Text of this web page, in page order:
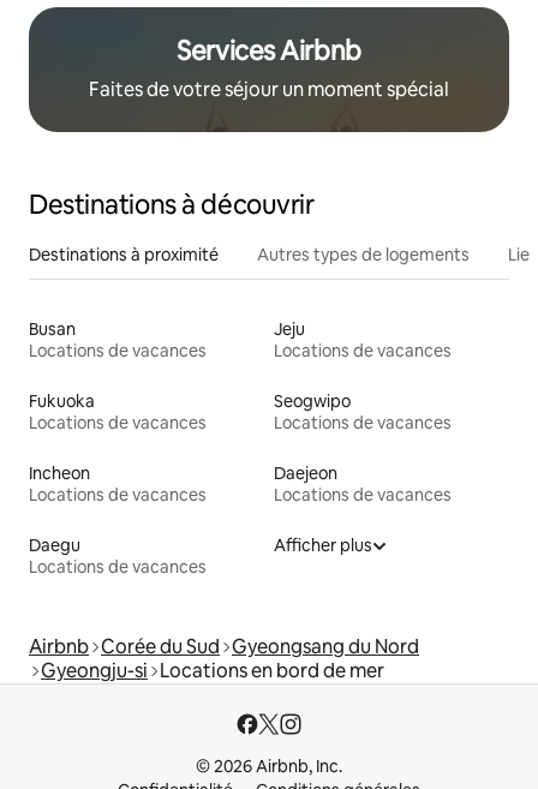
Services Airbnb
Faites de votre séjour un moment spécial
Destinations à découvrir
Destinations à proximité Autres types de logements
Busan
Locations de vacances
Jeju
Locations de vacances
Fukuoka
Locations de vacances
Seogwipo
Locations de vacances
Incheon
Locations de vacances
Daejeon
Locations de vacances
Daegu
Locations de vacances
Afficher plus
Airbnb Corée du Sud Gyeongsang du Nord
Gyeongju-si Locations en bord de mer
© 2026 Airbnb, Inc.